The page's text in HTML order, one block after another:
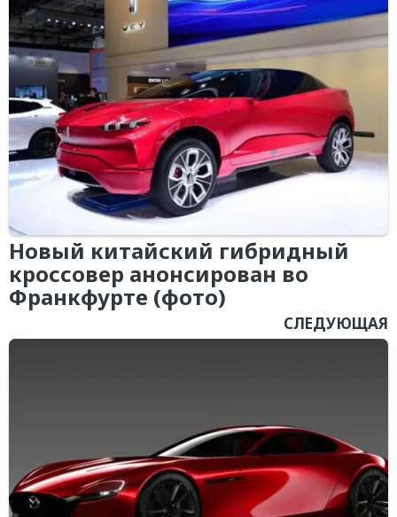
Новый китайский гибридный
кроссовер анонсирован во
Франкфурте (фото)
СЛЕДУЮЩАЯ